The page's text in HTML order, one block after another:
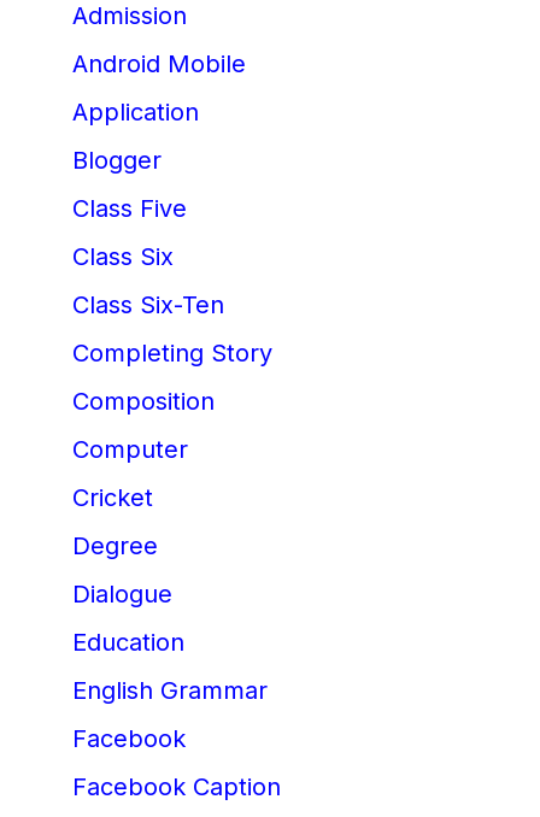
Admission
Android Mobile
Application
Blogger
Class Five
Class Six
Class Six-Ten
Completing Story
Composition
Computer
Cricket
Degree
Dialogue
Education
English Grammar
Facebook
Facebook Caption